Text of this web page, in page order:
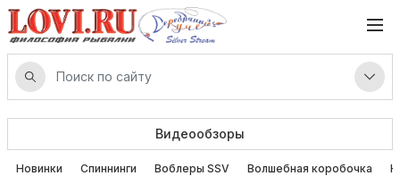
Видеообзоры
Новинки Спиннинги Воблеры SSV Волшебная коробочка